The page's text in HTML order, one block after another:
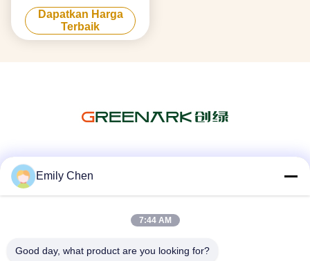
Purification & Anti-Clogging
Tech
Dapatkan Harga
Terbaik
Emily Chen
7:44 AM
Good day, what product are you looking for?